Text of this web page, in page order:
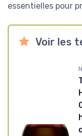
essentielles pour
Voir les